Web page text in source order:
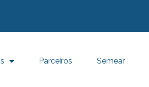
Parceiros Semear